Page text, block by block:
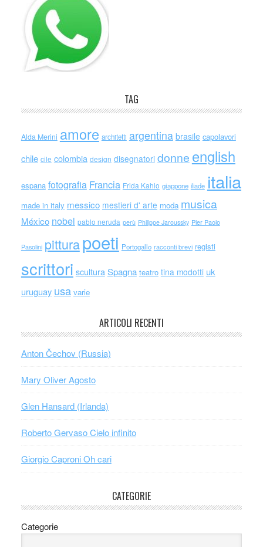
TAG
Alda Merini amore architetti argentina brasile capolavori
chile cile colombia design disegnatori donne english
espana fotografia Francia Frida Kahlo giappone iliade italia
made in italy messico mestieri d' arte moda musica
México nobel pablo neruda perù Philippe Jaroussky Pier Paolo
Pasolini pitturapoeti Portogallo racconti brevi registi
scrittori scultura Spagna teatro tina modotti uk
uruguay usa varie
ARTICOLI RECENTI
Anton Čechov (Russia)
Mary Oliver Agosto
Glen Hansard (Irlanda)
Roberto Gervaso Cielo infinito
Giorgio Caproni Oh cari
CATEGORIE
Categorie